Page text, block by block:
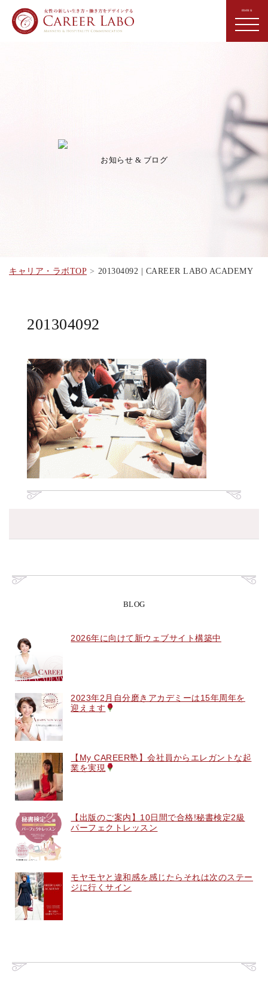
お知らせ & ブログ
キャリア・ラボTOP 201304092 | CAREER LABO ACADEMY
201304092
BLOG
2026年に向けて新ウェブサイト構築中
2023年2月自分磨きアカデミーは15年周年を
迎えます
【My CAREER塾】会社員からエレガントな起
業を実現
【出版のご案内】10日間で合格!秘書検定2級
パーフェクトレッスン
モヤモヤと違和感を感じたらそれは次のステー
ジに行くサイン